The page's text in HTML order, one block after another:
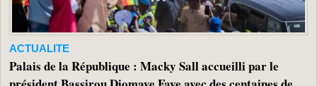
ACTUALITE
Palais de la République : Macky Sall accueilli par le